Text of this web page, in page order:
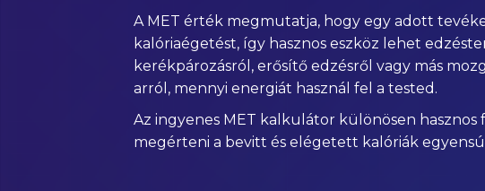
A MET érték megmutatja, hogy egy adott
kalóriaégetést, így hasznos eszköz lehet
kerékpározásról, erősítő edzésről vagy más
arról, mennyi energiát használ fel a tested.
Az ingyenes MET kalkulátor különösen
megérteni a bevitt és elégetett kalóriák